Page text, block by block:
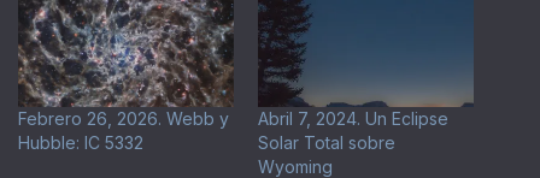
Febrero 26, 2026. Webb y
Hubble: IC 5332
Abril 7, 2024. Un Eclipse
Solar Total sobre
Wyoming